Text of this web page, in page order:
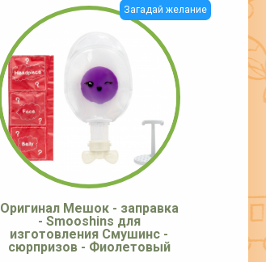
Загадай желание
Оригинал Мешок - заправка
- Smooshins для
изготовления Смушинс -
сюрпризов - Фиолетовый